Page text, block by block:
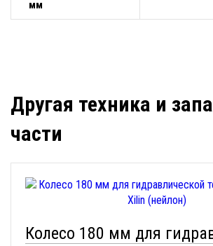
мм
Другая техника и
части
Колесо 180 мм для